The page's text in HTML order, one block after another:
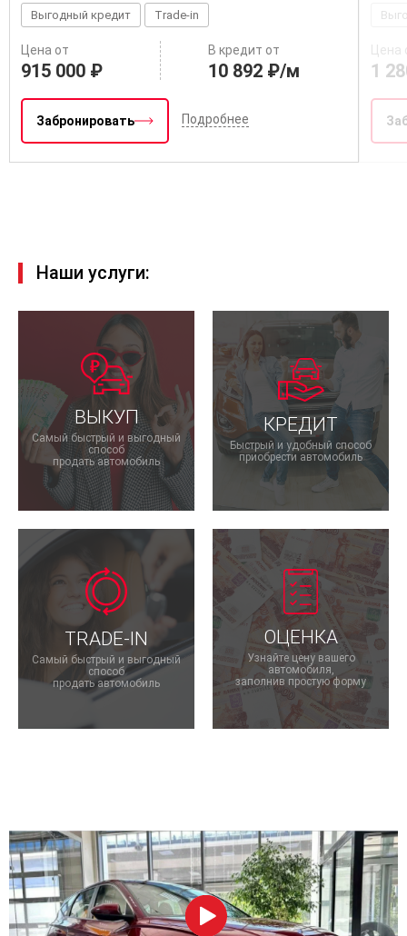
Выгодный кредит Trade-in
Цена от
915 000 ₽
В кредит от
10 892 ₽/м
Забронировать Подробнее
Цена
1
Наши услуги:
ВЫКУП
Самый быстрый и выгодный
способ
продать автомобиль
КРЕДИТ
Быстрый и удобный способ
приобрести автомобиль
TRADE-IN
Самый быстрый и выгодный
способ
продать автомобиль
ОЦЕНКА
Узнайте цену вашего
автомобиля,
заполнив простую форму